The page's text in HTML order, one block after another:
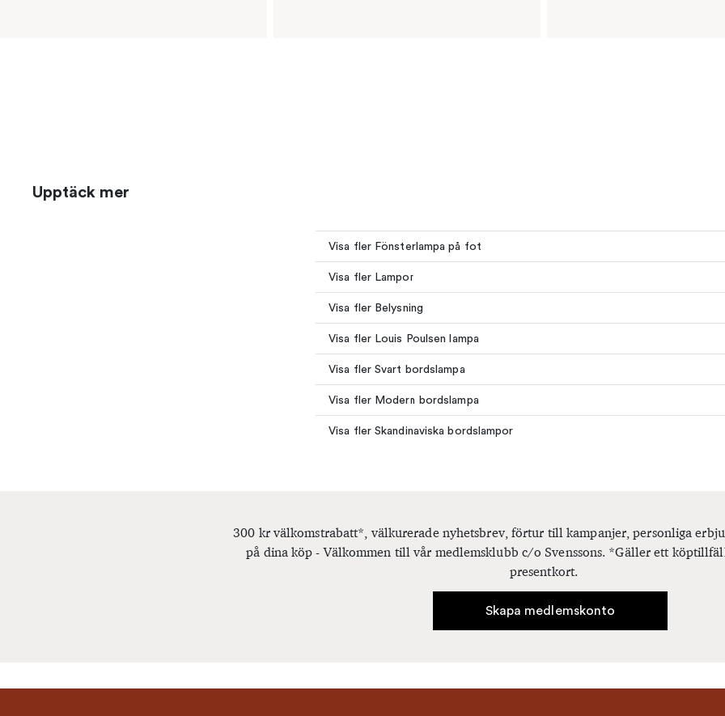
Upptäck mer
Visa fler Fönsterlampa på fot
Visa fler Lampor
Visa fler Belysning
Visa fler Louis Poulsen lampa
Visa fler Svart bordslampa
Visa fler Modern bordslampa
Visa fler Skandinaviska bordslampor
300 kr välkomstrabatt*, välkurerade nyhetsbrev, förtur till kampanjer, personliga
på dina köp - Välkommen till vår medlemsklubb c/o Svenssons. *Gäller ett
presentkort.
Skapa medlemskonto